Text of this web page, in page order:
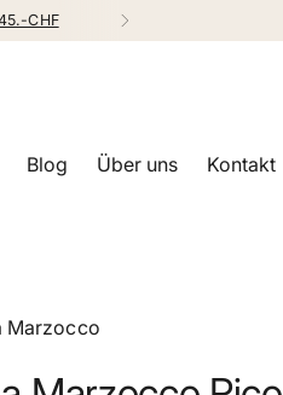
CHF
Blog Über uns Kontakt
Marzocco